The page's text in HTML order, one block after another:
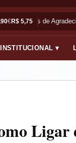
€R$ 5,75
Frases de
INSTITUCIONAL ▾